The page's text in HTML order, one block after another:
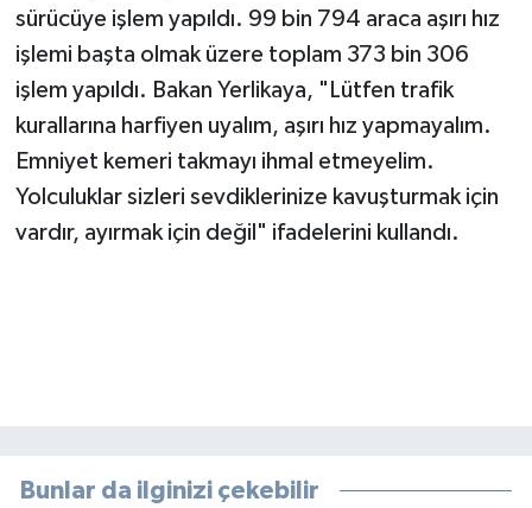
sürücüye işlem yapıldı. 99 bin 794 araca aşırı hız
işlemi başta olmak üzere toplam 373 bin 306
işlem yapıldı. Bakan Yerlikaya, "Lütfen trafik
kurallarına harfiyen uyalım, aşırı hız yapmayalım.
Emniyet kemeri takmayı ihmal etmeyelim.
Yolculuklar sizleri sevdiklerinize kavuşturmak için
vardır, ayırmak için değil" ifadelerini kullandı.
Bunlar da ilginizi çekebilir